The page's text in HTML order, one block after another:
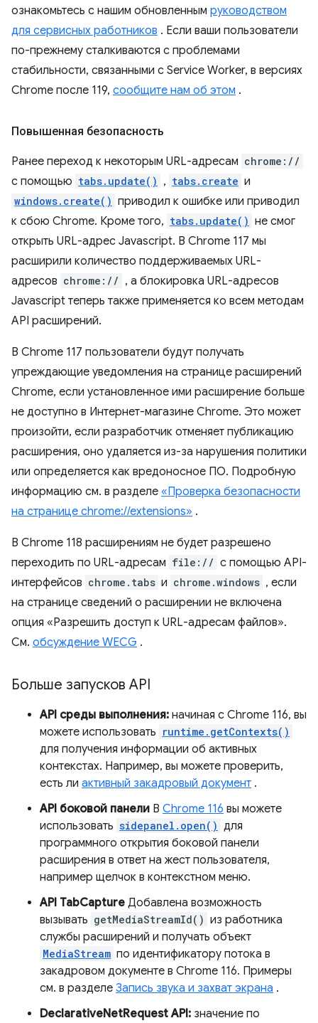
ознакомьтесь с нашим обновленным руководством
для сервисных работников . Если ваши пользователи
по-прежнему сталкиваются с проблемами
стабильности, связанными с Service Worker, в версиях
Chrome после 119, сообщите нам об этом .
Повышенная безопасность
Ранее переход к некоторым URL-адресам chrome://
с помощью tabs.update() , tabs.create и
windows.create() приводил к ошибке или приводил
к сбою Chrome. Кроме того, tabs.update() не смог
открыть URL-адрес Javascript. В Chrome 117 мы
расширили количество поддерживаемых URL-
адресов chrome:// , а блокировка URL-адресов
Javascript теперь также применяется ко всем методам
API расширений.
В Chrome 117 пользователи будут получать
упреждающие уведомления на странице расширений
Chrome, если установленное ими расширение больше
не доступно в Интернет-магазине Chrome. Это может
произойти, если разработчик отменяет публикацию
расширения, оно удаляется из-за нарушения политики
или определяется как вредоносное ПО. Подробную
информацию см. в разделе «Проверка безопасности
на странице chrome://extensions» .
В Chrome 118 расширениям не будет разрешено
переходить по URL-адресам file:// с помощью API-
интерфейсов chrome.tabs и chrome.windows , если
на странице сведений о расширении не включена
опция «Разрешить доступ к URL-адресам файлов».
См. обсуждение WECG .
Больше запусков API
API среды выполнения: начиная с Chrome 116, вы
можете использовать runtime.getContexts()
для получения информации об активных
контекстах. Например, вы можете проверить,
есть ли активный закадровый документ .
API боковой панели В Chrome 116 вы можете
использовать sidepanel.open() для
программного открытия боковой панели
расширения в ответ на жест пользователя,
например щелчок в контекстном меню.
API TabCapture Добавлена ​​возможность
вызывать getMediaStreamId() из работника
службы расширений и получать объект
MediaStream по идентификатору потока в
закадровом документе в Chrome 116. Примеры
см. в разделе Запись звука и захват экрана .
DeclarativeNetRequest API: значение по